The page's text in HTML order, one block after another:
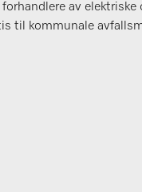
av
til kommunale